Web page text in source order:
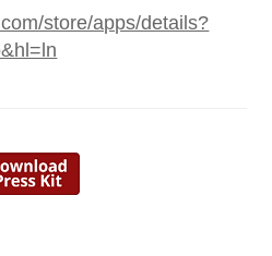
store/apps/details?